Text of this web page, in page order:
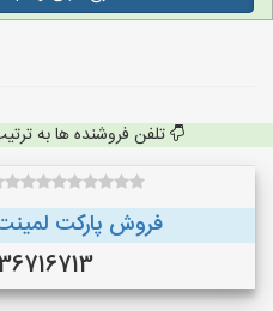
تلفن فروشنده ها به
فروش پارکت